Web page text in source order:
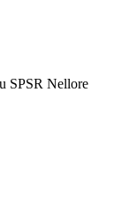
SPSR Nellore